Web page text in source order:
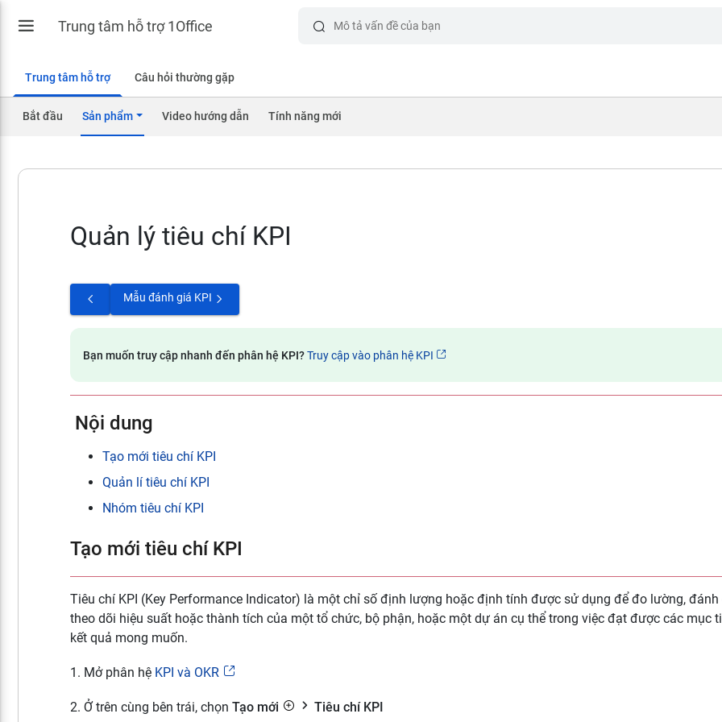
Trung tâm hỗ trợ 1Office
Trung tâm hỗ trợ Câu hỏi thường gặp
Bắt đầu Sản phẩm Video hướng dẫn Tính năng mới
Quản lý tiêu chí KPI
Mẫu đánh giá KPI
Bạn muốn truy cập nhanh đến phân hệ KPI?Truy cập vào phân hệ KPI
Nội dung
Tạo mới tiêu chí KPI
Quản lí tiêu chí KPI
Nhóm tiêu chí KPI
Tạo mới tiêu chí KPI
Tiêu chí KPI (Key Performance Indicator) là một chỉ số định lượng hoặc định tính được sử dụng để đo lường, đánh
theo dõi hiệu suất hoặc thành tích của một tổ chức, bộ phận, hoặc một dự án cụ thể trong việc đạt được các mục
kết quả mong muốn.
1. Mở phân hệ KPI và OKR
2. Ở trên cùng bên trái, chọn Tạo mới Tiêu chí KPI